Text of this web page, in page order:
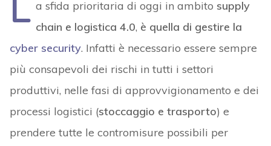
a sfida prioritaria di oggi in ambito supply
chain e logistica 4.0, è quella di gestire la
cyber security. Infatti è necessario essere sempre
più consapevoli dei rischi in tutti i settori
produttivi, nelle fasi di approvvigionamento e dei
processi logistici (stoccaggio e trasporto) e
prendere tutte le contromisure possibili per